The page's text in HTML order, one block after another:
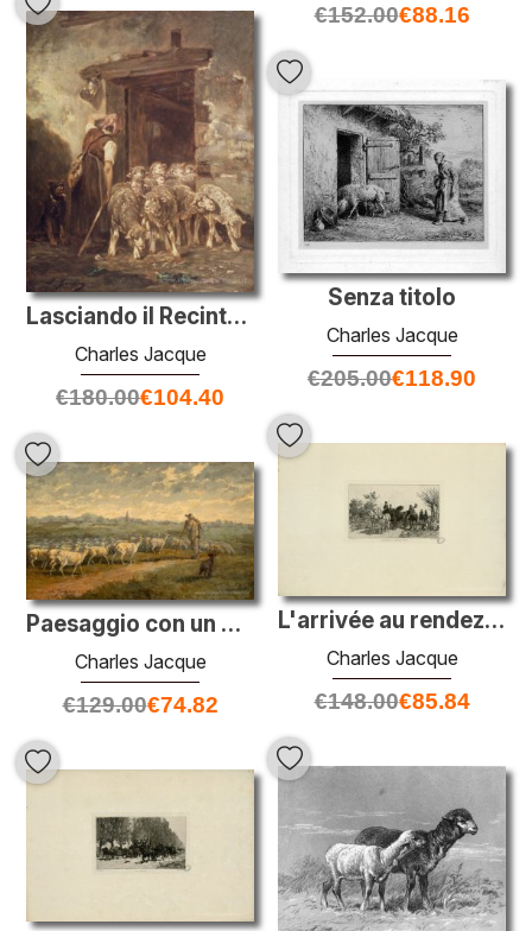
€152.00€88.16
Lasciando il Recinto per pecore
Charles Jacque
€180.00€104.40
Senza titolo
Charles Jacque
€205.00€118.90
L'arrivée au rendez-vous
Charles Jacque
€148.00€85.84
Paesaggio con un gregge
Charles Jacque
€129.00€74.82